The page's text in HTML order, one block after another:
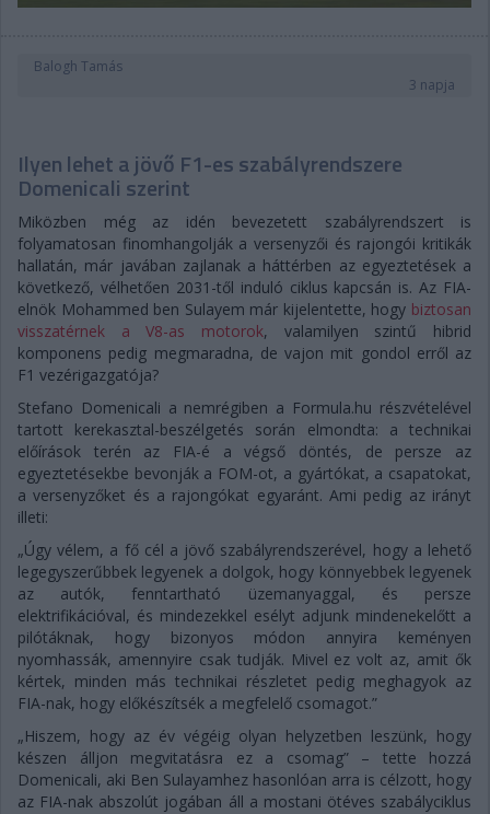
Balogh Tamás
3 napja
Ilyen lehet a jövő F1-es szabályrendszere
Domenicali szerint
Miközben még az idén bevezetett szabályrendszert is
folyamatosan finomhangolják a versenyzői és rajongói kritikák
hallatán, már javában zajlanak a háttérben az egyeztetések a
következő, vélhetően 2031-től induló ciklus kapcsán is. Az FIA-
elnök Mohammed ben Sulayem már kijelentette, hogy biztosan
visszatérnek a V8-as motorok, valamilyen szintű hibrid
komponens pedig megmaradna, de vajon mit gondol erről az
F1 vezérigazgatója?
Stefano Domenicali a nemrégiben a Formula.hu részvételével
tartott kerekasztal-beszélgetés során elmondta: a technikai
előírások terén az FIA-é a végső döntés, de persze az
egyeztetésekbe bevonják a FOM-ot, a gyártókat, a csapatokat,
a versenyzőket és a rajongókat egyaránt. Ami pedig az irányt
illeti:
„Úgy vélem, a fő cél a jövő szabályrendszerével, hogy a lehető
legegyszerűbbek legyenek a dolgok, hogy könnyebbek legyenek
az autók, fenntartható üzemanyaggal, és persze
elektrifikációval, és mindezekkel esélyt adjunk mindenekelőtt a
pilótáknak, hogy bizonyos módon annyira keményen
nyomhassák, amennyire csak tudják. Mivel ez volt az, amit ők
kértek, minden más technikai részletet pedig meghagyok az
FIA-nak, hogy előkészítsék a megfelelő csomagot.”
„Hiszem, hogy az év végéig olyan helyzetben leszünk, hogy
készen álljon megvitatásra ez a csomag” – tette hozzá
Domenicali, aki Ben Sulayamhez hasonlóan arra is célzott, hogy
az FIA-nak abszolút jogában áll a mostani ötéves szabályciklus